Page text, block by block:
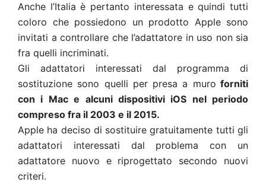
Anche l’Italia è pertanto interessata e quindi tutti
coloro che possiedono un prodotto Apple sono
invitati a controllare che l’adattatore in uso non sia
fra quelli incriminati.
Gli adattatori interessati dal programma di
sostituzione sono quelli per presa a muro forniti
con i Mac e alcuni dispositivi iOS nel periodo
compreso fra il 2003 e il 2015.
Apple ha deciso di sostituire gratuitamente tutti gli
adattatori interessati dal problema con un
adattatore nuovo e riprogettato secondo nuovi
criteri.